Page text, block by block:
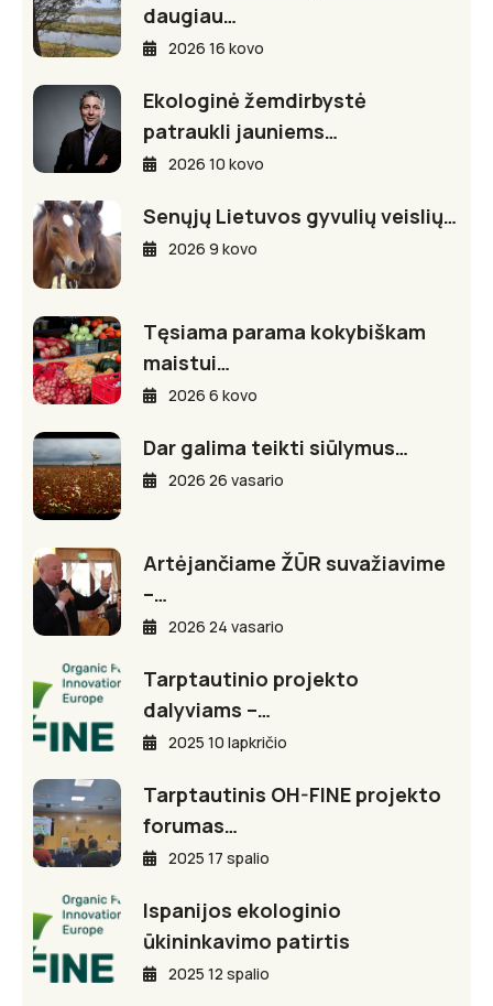
daugiau…
2026 16 kovo
Ekologinė žemdirbystė
patraukli jauniems…
2026 10 kovo
Senųjų Lietuvos gyvulių veislių…
2026 9 kovo
Tęsiama parama kokybiškam
maistui…
2026 6 kovo
Dar galima teikti siūlymus…
2026 26 vasario
Artėjančiame ŽŪR suvažiavime
–…
2026 24 vasario
Tarptautinio projekto
dalyviams –…
2025 10 lapkričio
Tarptautinis OH-FINE projekto
forumas…
2025 17 spalio
Ispanijos ekologinio
ūkininkavimo patirtis
2025 12 spalio